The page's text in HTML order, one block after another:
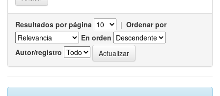
Resultados por página | Ordenar por
En orden
Autor/registro